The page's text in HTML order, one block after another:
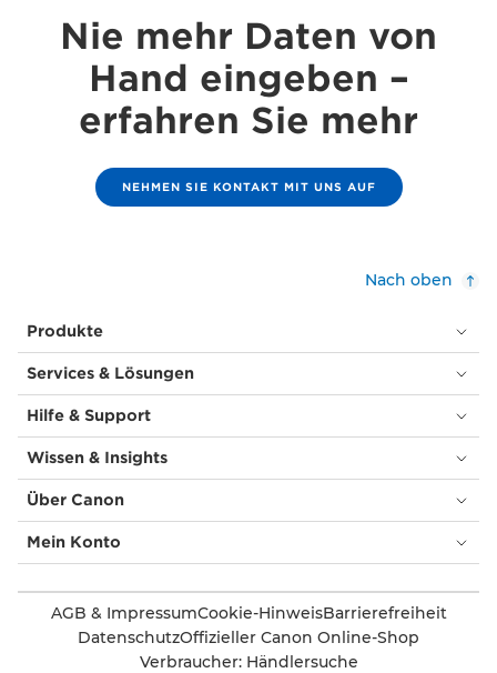
Nie mehr Daten von
Hand eingeben –
erfahren Sie mehr
NEHMEN SIE KONTAKT MIT UNS AUF
Nach oben
Produkte
Services & Lösungen
Hilfe & Support
Wissen & Insights
Über Canon
Mein Konto
AGB & ImpressumCookie-HinweisBarrierefreiheit
DatenschutzOffizieller Canon Online-Shop
Verbraucher: Händlersuche